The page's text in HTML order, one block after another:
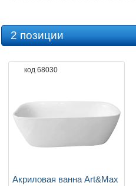
2 позиции
код 68030
Акриловая ванна Art&Max